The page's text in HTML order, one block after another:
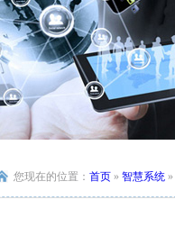
您现在的位置： 首页 » 智慧系统 »